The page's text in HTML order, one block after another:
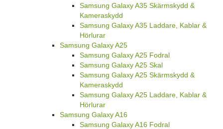
Samsung Galaxy A35 Skärmskydd &
Kameraskydd
Samsung Galaxy A35 Laddare, Kablar &
Hörlurar
Samsung Galaxy A25
Samsung Galaxy A25 Fodral
Samsung Galaxy A25 Skal
Samsung Galaxy A25 Skärmskydd &
Kameraskydd
Samsung Galaxy A25 Laddare, Kablar &
Hörlurar
Samsung Galaxy A16
Samsung Galaxy A16 Fodral